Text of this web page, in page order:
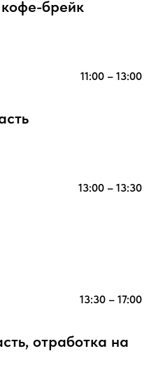
брейк
11:00 – 13:00
13:00 – 13:30
13:30 – 17:00
отработка на